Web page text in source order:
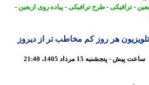
-ترافیکی-طرح ترافیکی-پیاده روی اربعین -
هر روز کم مخاطب تر از دیروز